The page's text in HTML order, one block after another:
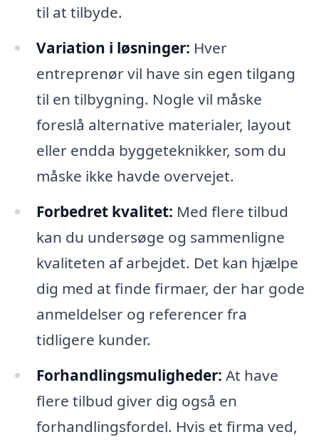
til at tilbyde.
Variation i løsninger: Hver
entreprenør vil have sin egen tilgang
til en tilbygning. Nogle vil måske
foreslå alternative materialer, layout
eller endda byggeteknikker, som du
måske ikke havde overvejet.
Forbedret kvalitet: Med flere tilbud
kan du undersøge og sammenligne
kvaliteten af arbejdet. Det kan hjælpe
dig med at finde firmaer, der har gode
anmeldelser og referencer fra
tidligere kunder.
Forhandlingsmuligheder: At have
flere tilbud giver dig også en
forhandlingsfordel. Hvis et firma ved,